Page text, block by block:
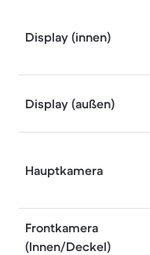
Display (innen)
Display (außen)
Hauptkamera
Frontkamera
(Innen/Deckel)